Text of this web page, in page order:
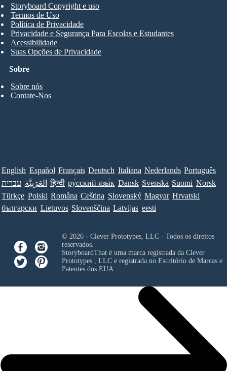
Sobre
Sobre nós
Contate-Nos
Storyboard Copyright e uso
Termos de Uso
Política de Privacidade
Privacidade e Segurança Para Escolas e Estudantes
Acessibilidade
Suas Opções de Privacidade
English Español Français Deutsch Italiana Nederlands Português
עברית العَرَبِيَّة हिन्दी ру́сский язы́к Dansk Svenska Suomi Norsk
Türkçe Polski Româna Ceština Slovenský Magyar Hrvatski
български Lietuvos Slovenščina Latvijas eesti
© 2026 - Clever Prototypes, LLC - Todos os direitos
reservados.
StoryboardThat é uma marca registrada da Clever
Prototypes , LLCe registrada no Escritório de Marcas e
Patentes dos EUA